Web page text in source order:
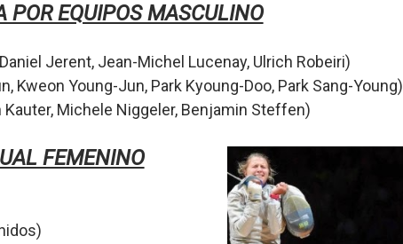
POR EQUIPOS MASCULINO
Daniel Jerent, Jean-Michel Lucenay, Ulrich Robeiri)
Kweon Young-Jun, Park Kyoung-Doo, Park Sang-Young)
Kauter, Michele Niggeler, Benjamin Steffen)
FEMENINO